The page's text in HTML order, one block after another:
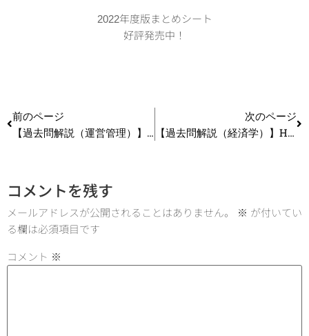
2022年度版まとめシート
好評発売中！
前のページ
【過去問解説（運営管理）】H27第4問 SLP
次のページ
【過去問解説（経済学）】H24 第23問 ゲーム理論
コメントを残す
メールアドレスが公開されることはありません。 ※ が付いてい
る欄は必須項目です
コメント ※